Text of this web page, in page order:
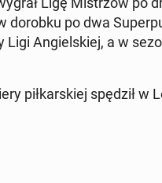
dorobku po dwa
Ligi An­giel­skiej, a w
pił­kar­skiej spędził w